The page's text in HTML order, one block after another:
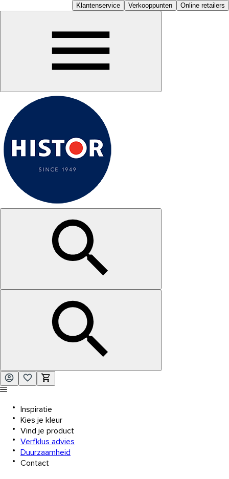
Klantenservice Verkooppunten Online retailers
Inspiratie
Kies je kleur
Vind je product
Verfklus advies
Duurzaamheid
Contact